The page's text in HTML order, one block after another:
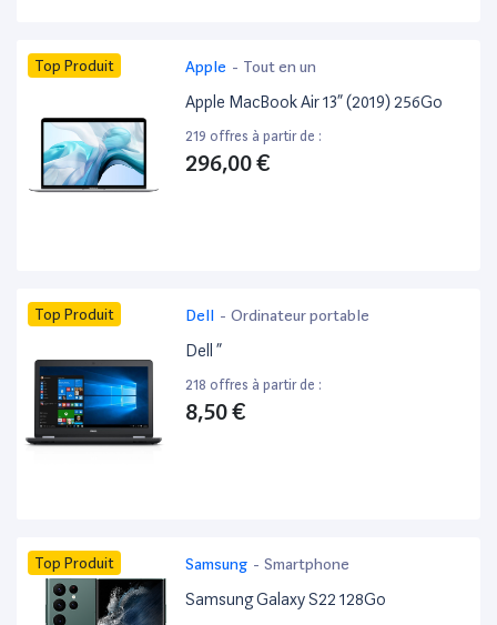
Top Produit Apple - Tout en un
Apple MacBook Air 13” (2019) 256Go
219 offres à partir de :
296,00 €
Top Produit Dell - Ordinateur portable
Dell ”
218 offres à partir de :
8,50 €
Top Produit Samsung - Smartphone
Samsung Galaxy S22 128Go